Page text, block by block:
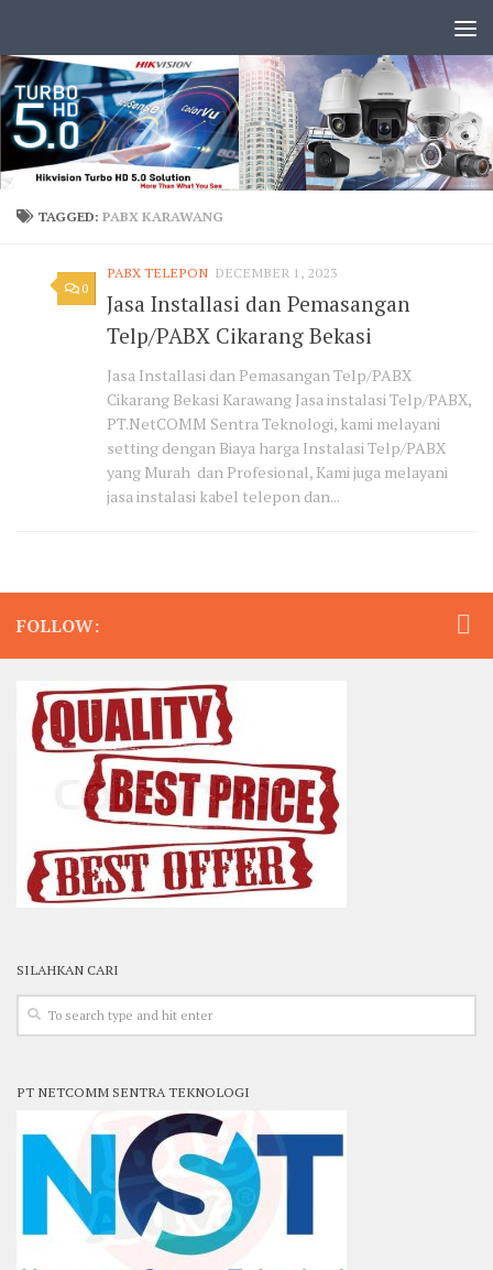
TAGGED:PABX KARAWANG
0
PABX TELEPON DECEMBER 1, 2023
Jasa Installasi dan Pemasangan
Telp/PABX Cikarang Bekasi
Jasa Installasi dan Pemasangan Telp/PABX
Cikarang Bekasi Karawang Jasa instalasi Telp/PABX,
PT.NetCOMM Sentra Teknologi, kami melayani
setting dengan Biaya harga Instalasi Telp/PABX
yang Murah dan Profesional, Kami juga melayani
jasa instalasi kabel telepon dan...
FOLLOW:
SILAHKAN CARI
PT NETCOMM SENTRA TEKNOLOGI